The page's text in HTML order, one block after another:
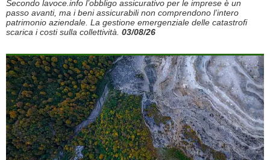
Secondo lavoce.info l’obbligo assicurativo per le imprese è un
passo avanti, ma i beni assicurabili non comprendono l’intero
patrimonio aziendale. La gestione emergenziale delle catastrofi
scarica i costi sulla collettività. 03/08/26